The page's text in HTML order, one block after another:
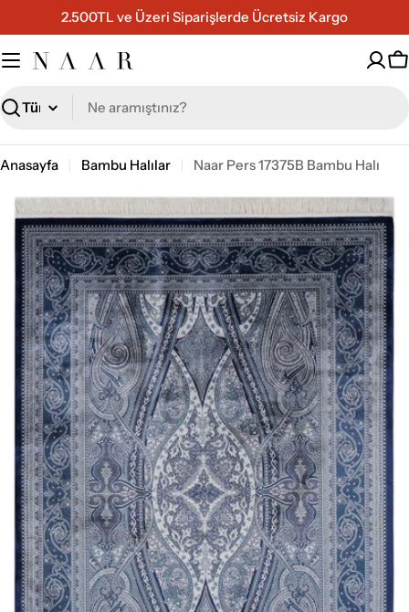
geç
2.500TL ve Üzeri Siparişlerde Ücretsiz Kargo
Ara
Anasayfa Bambu Halılar Naar Pers 17375B Bambu Halı
numaralı medyayı pencerede aç